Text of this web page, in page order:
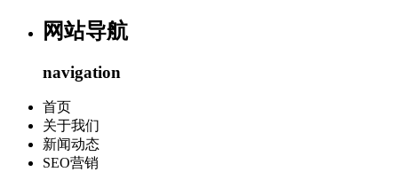
网站导航
navigation
首页
关于我们
新闻动态
SEO营销